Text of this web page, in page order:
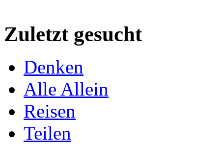
Zuletzt gesucht
Denken
Alle Allein
Reisen
Teilen